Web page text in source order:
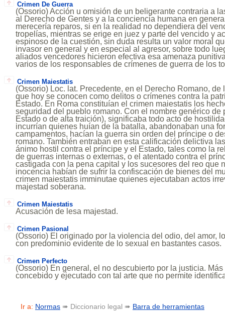
Crimen De Guerra
(Ossorio) Acción u omisión de un beligerante contraria a
al Derecho de Gentes y a la conciencia humana en
merecería reparos, si en la realidad no dependiera del
tropelías, mientras se erige en juez y parte del vencido y
espinoso de la cuestión, sin duda resulta un valor moral
invasor en general y en especial al agresor, sobre todo
aliados vencedores hicieron efectiva esa amenaza
varios de los responsables de crímenes de guerra de los
Crimen Maiestatis
(Ossorio) Loc. lat. Precedente, en el Derecho Romano,
que hoy se conocen como delitos o crímenes contra la
Estado. En Roma constituían el crimen maiestatis los
seguridad del pueblo romano. Con el nombre genérico de
Estado o de alta traición), significaba todo acto de
incurrían quienes huían de la batalla, abandonaban una
campamentos, hacían la guerra sin orden del príncipe o
romano. También entraban en esta calificación delictiva
ánimo hostil contra el príncipe y el Estado, tales como la
de guerras internas o externas, o el atentado contra el
castigada con la pena capital y los sucesores del reo que
inocencia habían de sufrir la confiscación de bienes del
crimen maiestatis imminutae quienes ejecutaban actos
majestad soberana.
Crimen Maiestatis
Acusación de lesa majestad.
Crimen Pasional
(Ossorio) El originado por la violencia del odio, del amor,
con predominio evidente de lo sexual en bastantes casos.
Crimen Perfecto
(Ossorio) En general, el no descubierto por la justicia.
concebido y ejecutado con tal arte que no permite
Ir a: Normas ➠ Diccionario legal ➠ Barra de herramientas